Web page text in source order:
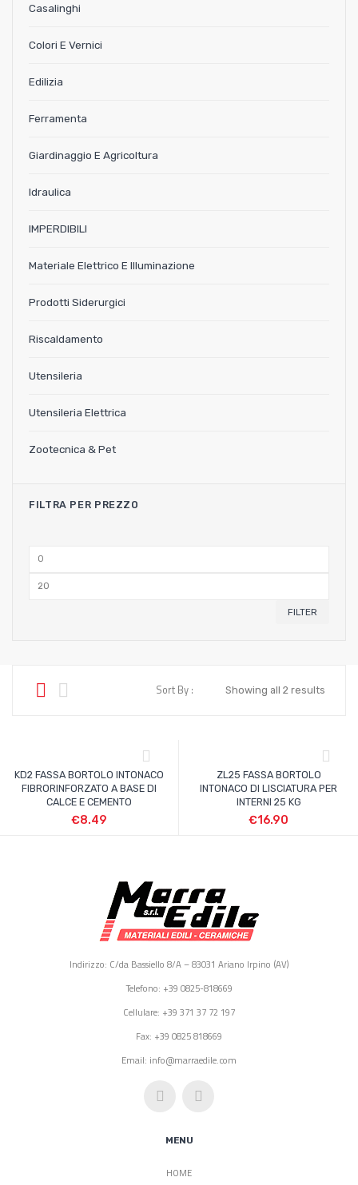
Casalinghi
Colori E Vernici
Edilizia
Ferramenta
Giardinaggio E Agricoltura
Idraulica
IMPERDIBILI
Materiale Elettrico E Illuminazione
Prodotti Siderurgici
Riscaldamento
Utensileria
Utensileria Elettrica
Zootecnica & Pet
FILTRA PER PREZZO
Min
Max
FILTER
Showing all 2 results
Sort By :
KD2 FASSA BORTOLO INTONACO
FIBRORINFORZATO A BASE DI
CALCE E CEMENTO
€8.49
ZL25 FASSA BORTOLO
INTONACO DI LISCIATURA PER
INTERNI 25 KG
€16.90
Indirizzo: C/da Bassiello 8/A – 83031 Ariano Irpino (AV)
Telefono: +39 0825-818669
Cellulare: +39 371 37 72 197
Fax: +39 0825 818669
Email: info@marraedile.com
MENU
HOME